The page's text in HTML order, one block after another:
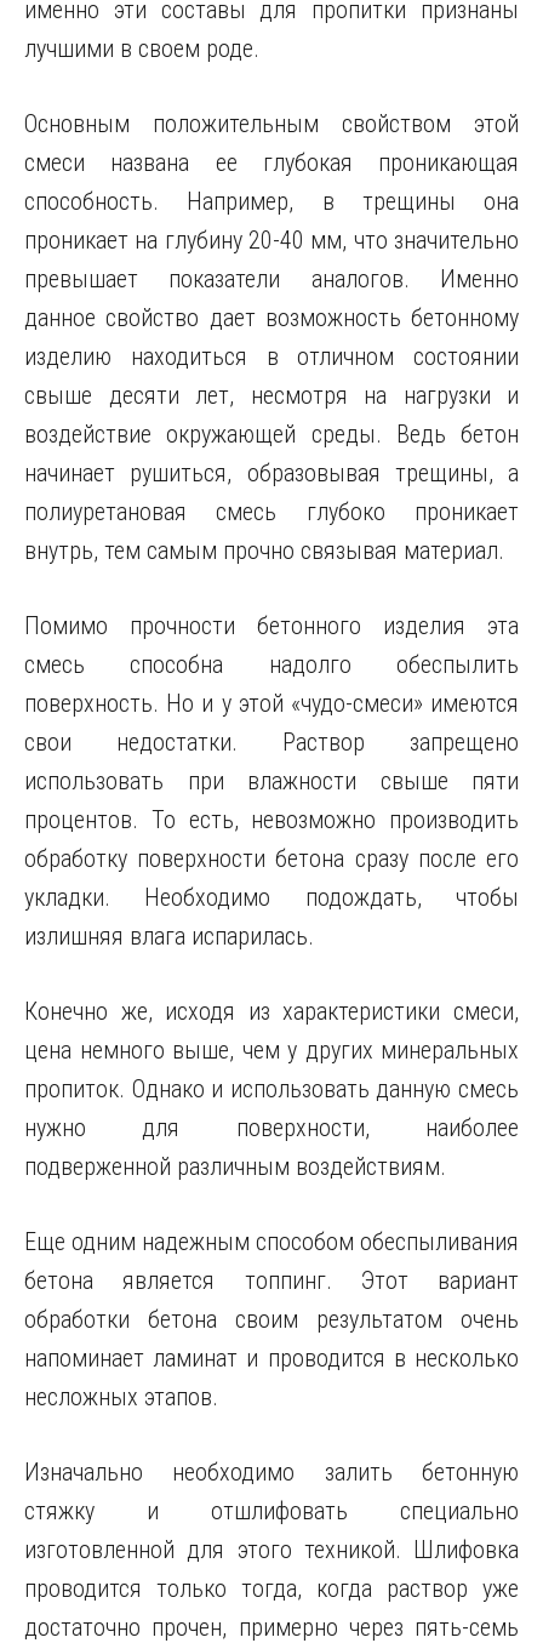
именно эти составы для пропитки признаны
лучшими в своем роде.
Основным положительным свойством этой
смеси названа ее глубокая проникающая
способность. Например, в трещины она
проникает на глубину 20-40 мм, что значительно
превышает показатели аналогов. Именно
данное свойство дает возможность бетонному
изделию находиться в отличном состоянии
свыше десяти лет, несмотря на нагрузки и
воздействие окружающей среды. Ведь бетон
начинает рушиться, образовывая трещины, а
полиуретановая смесь глубоко проникает
внутрь, тем самым прочно связывая материал.
Помимо прочности бетонного изделия эта
смесь способна надолго обеспылить
поверхность. Но и у этой «чудо-смеси» имеются
свои недостатки. Раствор запрещено
использовать при влажности свыше пяти
процентов. То есть, невозможно производить
обработку поверхности бетона сразу после его
укладки. Необходимо подождать, чтобы
излишняя влага испарилась.
Конечно же, исходя из характеристики смеси,
цена немного выше, чем у других минеральных
пропиток. Однако и использовать данную смесь
нужно для поверхности, наиболее
подверженной различным воздействиям.
Еще одним надежным способом обеспыливания
бетона является топпинг. Этот вариант
обработки бетона своим результатом очень
напоминает ламинат и проводится в несколько
несложных этапов.
Изначально необходимо залить бетонную
стяжку и отшлифовать специально
изготовленной для этого техникой. Шлифовка
проводится только тогда, когда раствор уже
достаточно прочен, примерно через пять-семь